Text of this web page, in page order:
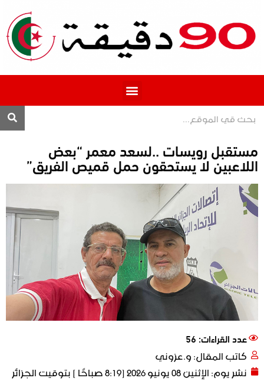
مستقبل رويسات ..لسعد معمر “بعض
اللاعبين لا يستحقون حمل قميص الفريق”
عدد القراءات: 56
كاتب المقال:و.عزوني
نشر يوم:الإثنين 08 يونيو 2026 [8:19 صباحًا ] بتوقيت الجزائر